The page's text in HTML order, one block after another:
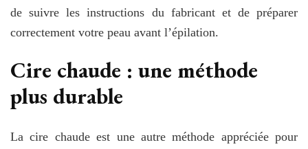
de suivre les instructions du fabricant et de préparer
correctement votre peau avant l’épilation.
Cire chaude : une méthode
plus durable
La cire chaude est une autre méthode appréciée pour